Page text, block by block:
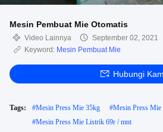
Mesin Pembuat Mie Otomatis
Video Lainnya
September 02, 2021
Keyword: Mesin Pembuat Mie
Hubungi
Tags: #Mesin Press Mie 35kg #Mesin Press Mie
#Mesin Press Mie Listrik 69r / mnt